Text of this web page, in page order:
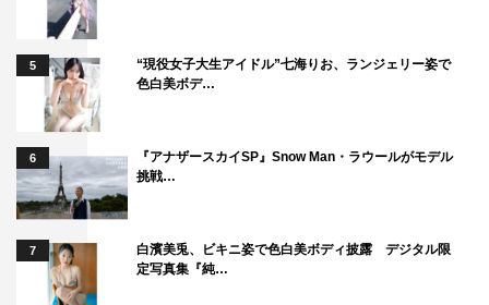
5
“現役女子大生アイドル”七海りお、ランジェリー姿で
色白美ボデ…
6
『アナザースカイSP』Snow Man・ラウールがモデル
挑戦…
7
白濱美兎、ビキニ姿で色白美ボディ披露 デジタル限
定写真集『純…